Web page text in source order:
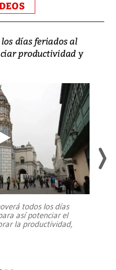
días feriados al
productividad y
todos los días
así potenciar el
la productividad,